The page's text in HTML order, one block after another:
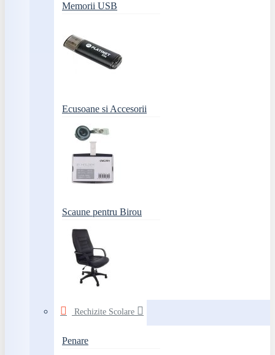
Memorii USB
Ecusoane si Accesorii
Scaune pentru Birou
Rechizite Scolare
Penare